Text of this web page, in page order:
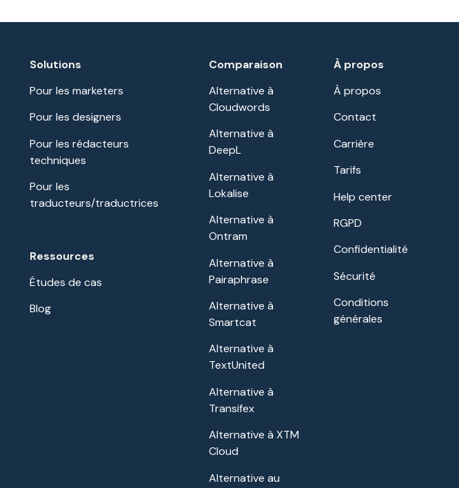
Solutions
Pour les marketers
Pour les designers
Pour les rédacteurs
techniques
Pour les
traducteurs/traductrices
Ressources
Études de cas
Blog
Comparaison
Alternative à
Cloudwords
Alternative à
DeepL
Alternative à
Lokalise
Alternative à
Ontram
Alternative à
Pairaphrase
Alternative à
Smartcat
Alternative à
TextUnited
Alternative à
Transifex
Alternative à XTM
Cloud
Alternative au
À propos
À propos
Contact
Carrière
Tarifs
Help center
RGPD
Confidentialité
Sécurité
Conditions
générales